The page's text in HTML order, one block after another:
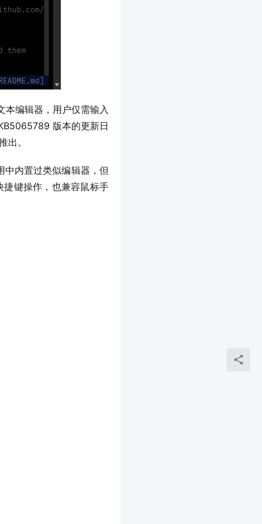
编辑器，用户仅需输入
版本的更新日
出。
内置过类似编辑器，但
键操作，也兼容鼠标手